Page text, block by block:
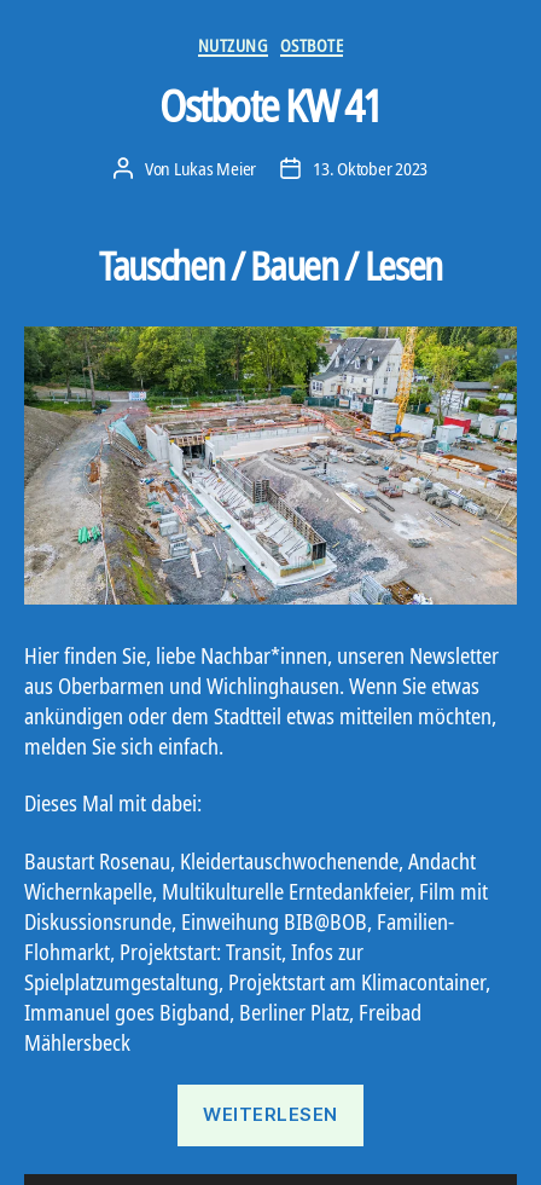
Kategorien
NUTZUNG OSTBOTE
Ostbote KW 41
Beitragsautor
Von Lukas Meier Veröffentlichungsdatum
13. Oktober 2023
Tauschen / Bauen / Lesen
Hier finden Sie, liebe Nachbar*innen, unseren Newsletter
aus Oberbarmen und Wichlinghausen. Wenn Sie etwas
ankündigen oder dem Stadtteil etwas mitteilen möchten,
melden Sie sich einfach.
Dieses Mal mit dabei:
Baustart Rosenau, Kleidertauschwochenende, Andacht
Wichernkapelle, Multikulturelle Erntedankfeier, Film mit
Diskussionsrunde, Einweihung BIB@BOB, Familien-
Flohmarkt, Projektstart: Transit, Infos zur
Spielplatzumgestaltung, Projektstart am Klimacontainer,
Immanuel goes Bigband, Berliner Platz, Freibad
Mählersbeck
WEITERLESEN